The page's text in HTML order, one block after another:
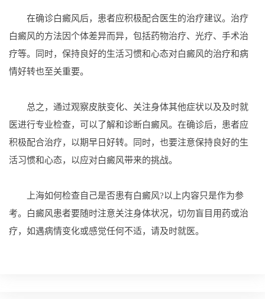
在确诊白癜风后，患者应积极配合医生的治疗建议。治疗
白癜风的方法因个体差异而异，包括药物治疗、光疗、手术治
疗等。同时，保持良好的生活习惯和心态对白癜风的治疗和病
情好转也至关重要。
总之，通过观察皮肤变化、关注身体其他症状以及及时就
医进行专业检查，可以了解和诊断白癜风。在确诊后，患者应
积极配合治疗，以期早日好转。同时，也要注意保持良好的生
活习惯和心态，以应对白癜风带来的挑战。
上海如何检查自己是否患有白癜风?以上内容只是作为参
考。白癜风患者要随时注意关注身体状况，切勿盲目用药或治
疗，如遇病情变化或感觉任何不适，请及时就医。